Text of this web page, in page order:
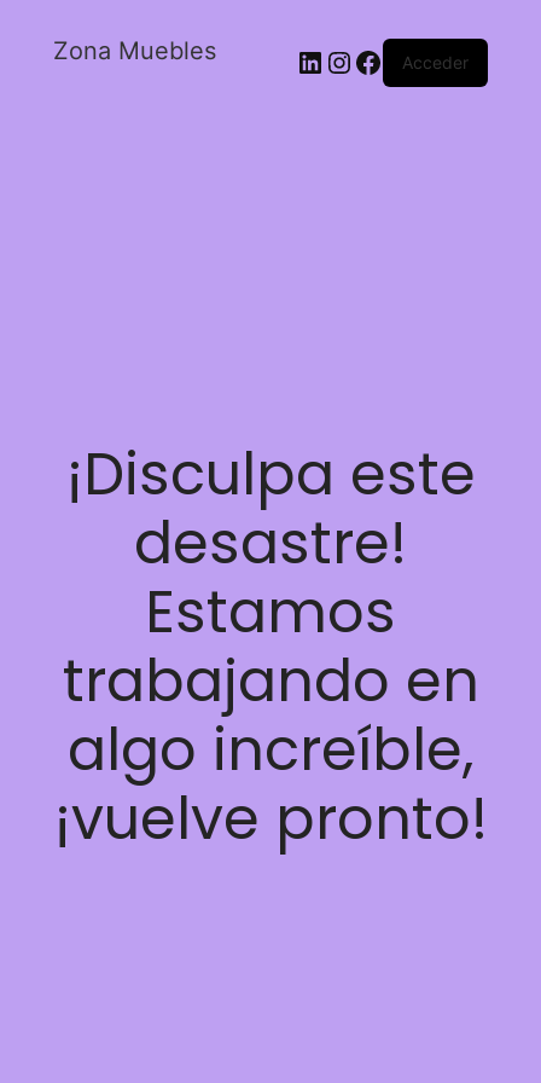
Zona Muebles Acceder
¡Disculpa este
desastre!
Estamos
trabajando en
algo increíble,
¡vuelve pronto!